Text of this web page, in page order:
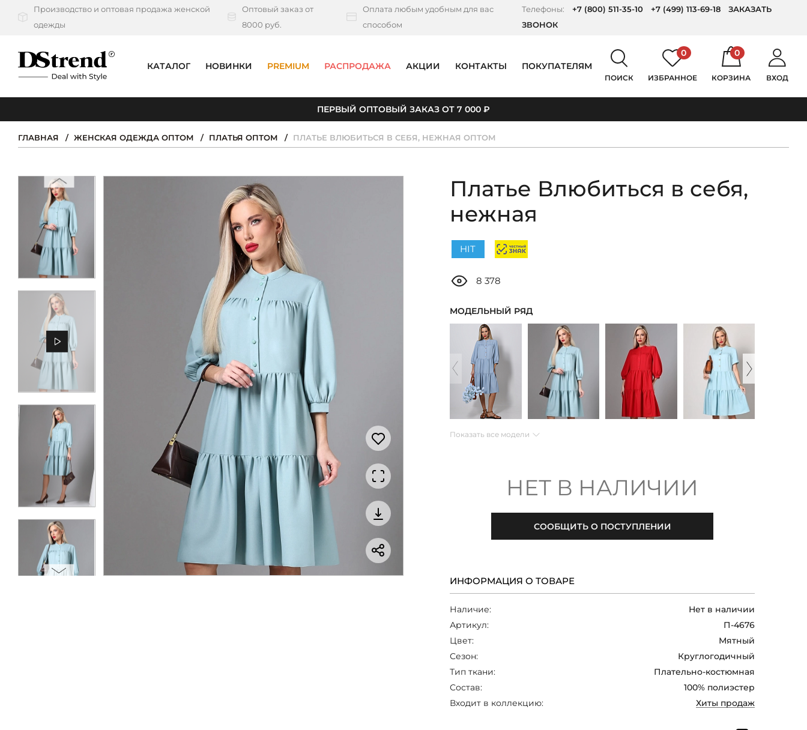
Производство и оптовая продажа женской
одежды
Оптовый заказ от
8000 руб.
Оплата любым удобным для вас
способом
Телефоны: +7 (800) 511-35-10 +7 (499) 113-69-18
ЗАКАЗАТЬ
ЗВОНОК
КАТАЛОГ НОВИНКИ PREMIUM РАСПРОДАЖА АКЦИИ КОНТАКТЫ ПОКУПАТЕЛЯМ
ПОИСК
0
ИЗБРАННОЕ
0
КОРЗИНА ВХОД
ПЕРВЫЙ ОПТОВЫЙ ЗАКАЗ ОТ 7 000 ₽
КАТАЛОГ
НОВИНКИ
PREMIUM
РАСПРОДАЖА
АКЦИИ
КОНТАКТЫ
О НАС
ЧАСТО ЗАДАВАЕМЫЕ ВОПРОСЫ
ОПТОВЫМ ПОКУПАТЕЛЯМ
РОЗНИЧНЫМ ПОКУПАТЕЛЯМ
ДОСТАВКА
ОПЛАТА
ТАБЛИЦА РАЗМЕРОВ
ГЛАВНАЯ ЖЕНСКАЯ ОДЕЖДА ОПТОМ ПЛАТЬЯ ОПТОМ ПЛАТЬЕ ВЛЮБИТЬСЯ В СЕБЯ, НЕЖНАЯ ОПТОМ
Платье Влюбиться в себя,
нежная
HIT
8 378
МОДЕЛЬНЫЙ РЯД
Показать все модели
НЕТ В НАЛИЧИИ
СООБЩИТЬ О ПОСТУПЛЕНИИ
ИНФОРМАЦИЯ О ТОВАРЕ
Наличие:
Нет в наличии
Артикул:
П-4676
Цвет:
Мятный
Сезон:
Круглогодичный
Тип ткани:
Плательно-костюмная
Состав:
100% полиэстер
Входит в коллекцию:
Хиты продаж